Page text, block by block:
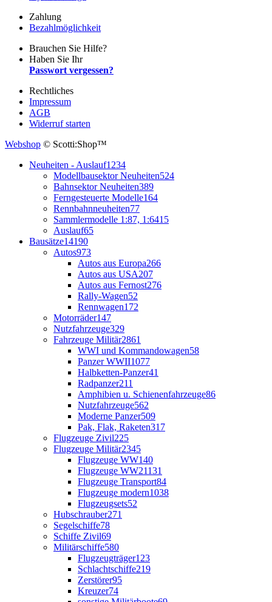
Zahlung
Bezahlmöglichkeit
Brauchen Sie Hilfe?
Haben Sie Ihr
Passwort vergessen?
Rechtliches
Impressum
AGB
Widerruf starten
Webshop © Scotti:Shop™
Neuheiten - Auslauf1234
Modellbausektor Neuheiten524
Bahnsektor Neuheiten389
Ferngesteuerte Modelle164
Rennbahnneuheiten77
Sammlermodelle 1:87, 1:6415
Auslauf65
Bausätze14190
Autos973
Autos aus Europa266
Autos aus USA207
Autos aus Fernost276
Rally-Wagen52
Rennwagen172
Motorräder147
Nutzfahrzeuge329
Fahrzeuge Militär2861
WWI und Kommandowagen58
Panzer WWII1077
Halbketten-Panzer41
Radpanzer211
Amphibien u. Schienenfahrzeuge86
Nutzfahrzeuge562
Moderne Panzer509
Pak, Flak, Raketen317
Flugzeuge Zivil225
Flugzeuge Militär2345
Flugzeuge WW140
Flugzeuge WW21131
Flugzeuge Transport84
Flugzeuge modern1038
Flugzeugsets52
Hubschrauber271
Segelschiffe78
Schiffe Zivil69
Militärschiffe580
Flugzeugträger123
Schlachtschiffe219
Zerstörer95
Kreuzer74